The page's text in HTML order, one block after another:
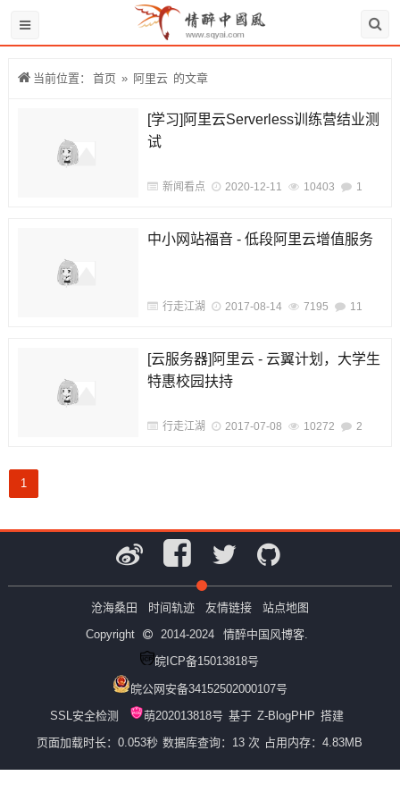
当前位置： 首页 » 阿里云 的文章
[学习]阿里云Serverless训练营结业测
试
新闻看点 2020-12-11 10403 1
中小网站福音 - 低段阿里云增值服务
行走江湖 2017-08-14 7195 11
[云服务器]阿里云 - 云翼计划，大学生
特惠校园扶持
行走江湖 2017-07-08 10272 2
1
沧海桑田 时间轨迹 友情链接
站点地图
Copyright
2014-2024
情醉中国风博客.
皖ICP备15013818号
皖公网安备34152502000107号
SSL安全检测
萌202013818号 基于 Z-BlogPHP 搭建
页面加载时长：0.053秒 数据库查询：13 次 占用内存：4.83MB